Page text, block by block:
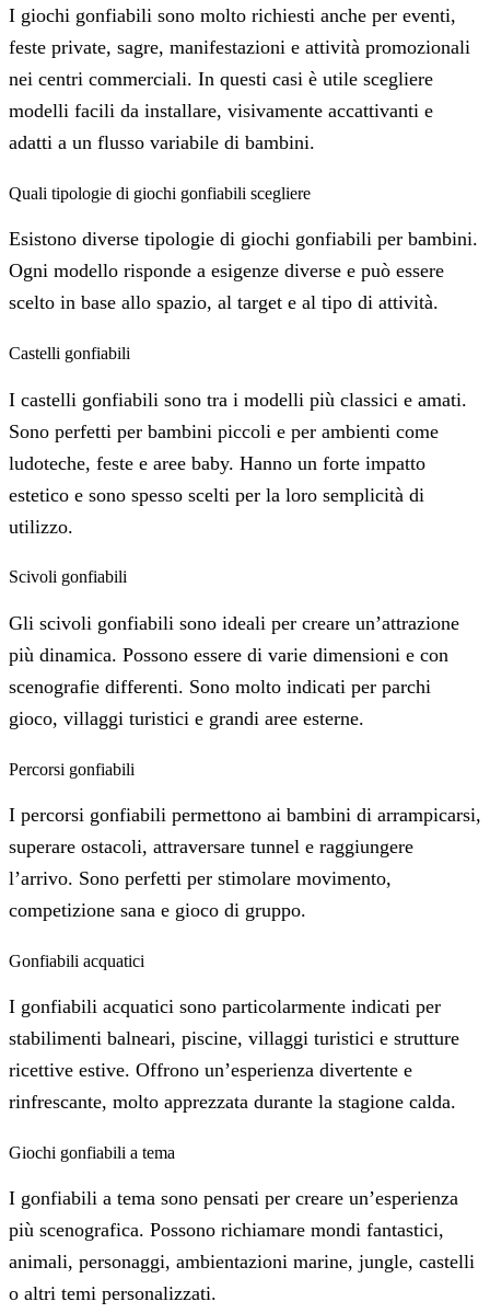
I giochi gonfiabili sono molto richiesti anche per eventi,
feste private, sagre, manifestazioni e attività promozionali
nei centri commerciali. In questi casi è utile scegliere
modelli facili da installare, visivamente accattivanti e
adatti a un flusso variabile di bambini.
Quali tipologie di giochi gonfiabili scegliere
Esistono diverse tipologie di giochi gonfiabili per bambini.
Ogni modello risponde a esigenze diverse e può essere
scelto in base allo spazio, al target e al tipo di attività.
Castelli gonfiabili
I castelli gonfiabili sono tra i modelli più classici e amati.
Sono perfetti per bambini piccoli e per ambienti come
ludoteche, feste e aree baby. Hanno un forte impatto
estetico e sono spesso scelti per la loro semplicità di
utilizzo.
Scivoli gonfiabili
Gli scivoli gonfiabili sono ideali per creare un’attrazione
più dinamica. Possono essere di varie dimensioni e con
scenografie differenti. Sono molto indicati per parchi
gioco, villaggi turistici e grandi aree esterne.
Percorsi gonfiabili
I percorsi gonfiabili permettono ai bambini di arrampicarsi,
superare ostacoli, attraversare tunnel e raggiungere
l’arrivo. Sono perfetti per stimolare movimento,
competizione sana e gioco di gruppo.
Gonfiabili acquatici
I gonfiabili acquatici sono particolarmente indicati per
stabilimenti balneari, piscine, villaggi turistici e strutture
ricettive estive. Offrono un’esperienza divertente e
rinfrescante, molto apprezzata durante la stagione calda.
Giochi gonfiabili a tema
I gonfiabili a tema sono pensati per creare un’esperienza
più scenografica. Possono richiamare mondi fantastici,
animali, personaggi, ambientazioni marine, jungle, castelli
o altri temi personalizzati.